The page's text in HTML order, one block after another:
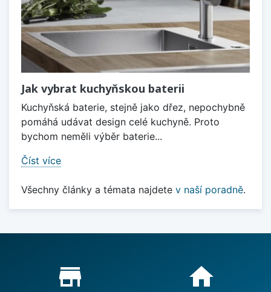
Jak vybrat kuchyňskou baterii
Kuchyňská baterie, stejně jako dřez, nepochybně
pomáhá udávat design celé kuchyně. Proto
bychom neměli výběr baterie...
Číst více
Všechny články a témata najdete v naší poradně.
Proč nakupovat u nás?
store_mall_directory home